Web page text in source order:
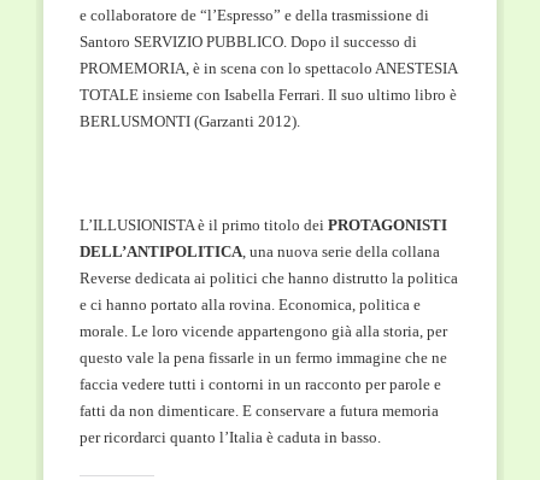
e collaboratore de “l’Espresso” e della trasmissione di
Santoro SERVIZIO PUBBLICO. Dopo il successo di
PROMEMORIA, è in scena con lo spettacolo ANESTESIA
TOTALE insieme con Isabella Ferrari. Il suo ultimo libro è
BERLUSMONTI (Garzanti 2012).
L’ILLUSIONISTA è il primo titolo deiPROTAGONISTI
DELL’ANTIPOLITICA, una nuova serie della collana
Reverse dedicata ai politici che hanno distrutto la politica
e ci hanno portato alla rovina. Economica, politica e
morale. Le loro vicende appartengono già alla storia, per
questo vale la pena fissarle in un fermo immagine che ne
faccia vedere tutti i contorni in un racconto per parole e
fatti da non dimenticare. E conservare a futura memoria
per ricordarci quanto l’Italia è caduta in basso.